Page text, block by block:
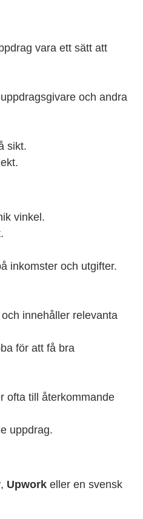
vara ett sätt att
och andra
sikt.
vinkel.
inkomster och utgifter.
innehåller relevanta
för att få bra
ofta till återkommande
uppdrag.
, Upwork eller en svensk